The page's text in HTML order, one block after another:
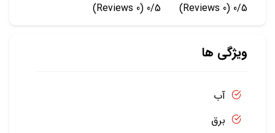
0/5
(0 Reviews)
0/5
(0 Reviews)
ویژگی ها
آب
برق